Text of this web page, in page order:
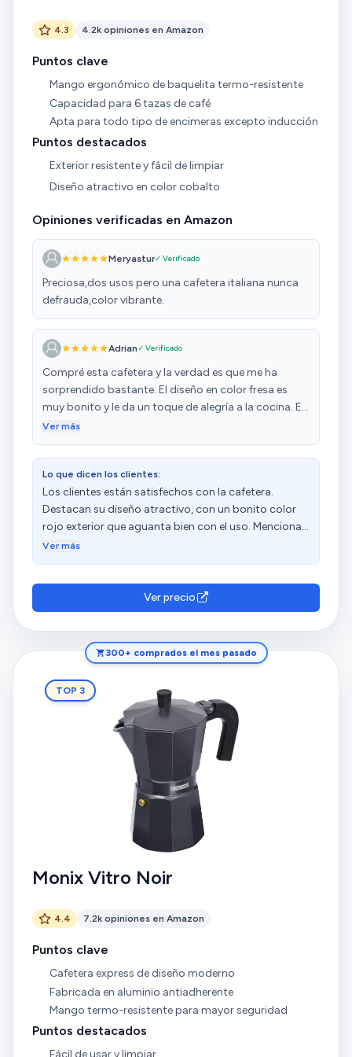
4.3 4.2k opiniones en Amazon
Puntos clave
Mango ergonómico de baquelita termo-resistente
Capacidad para 6 tazas de café
Apta para todo tipo de encimeras excepto inducción
Puntos destacados
Exterior resistente y fácil de limpiar
Diseño atractivo en color cobalto
Opiniones verificadas en Amazon
Meryastur✓ Verificado
Preciosa,dos usos pero una cafetera italiana nunca
defrauda,color vibrante.
Adrian✓ Verificado
Compré esta cafetera y la verdad es que me ha
sorprendido bastante. El diseño en color fresa es
muy bonito y le da un toque de alegría a la cocina. Es
pequeña, pero perfecta para hacer café rápido y con
resistente y distribuye bien el calor, lo que ayuda a
obtener un buen café. Lo que más me ha
impresionado es que, a pesar de ser de tamaño
reducido, tiene una gran capacidad de extracción
para 3 tazas. Además, la compatibilidad con casi
todas las encimeras, excepto inducción, la hace
bastante versátil. En resumen: Una cafetera
recomiendo si buscas algo sencillo pero de buena
calidad.
Ver más
Lo que dicen los clientes:
Los clientes están satisfechos con la cafetera.
Destacan su diseño atractivo, con un bonito color
rojo exterior que aguanta bien con el uso. Mencionan
que hace muy buen café, especialmente recién
y precio. Sin embargo, algunos clientes han
experimentado daños y tienen opiniones diversas
sobre el tamaño.
Ver más
Ver precio
300+ comprados el mes pasado
TOP 3
Monix Vitro Noir
4.4 7.2k opiniones en Amazon
Puntos clave
Cafetera express de diseño moderno
Fabricada en aluminio antiadherente
Mango termo-resistente para mayor seguridad
Puntos destacados
Fácil de usar y limpiar